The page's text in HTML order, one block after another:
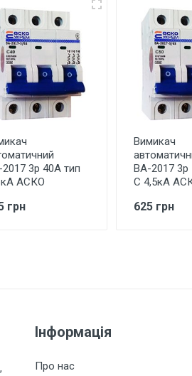
3р 40А тип
АСКО
грн
Вимикач
ВА-2017 3р
С 4,5кА
625 грн
Інформація
Про нас